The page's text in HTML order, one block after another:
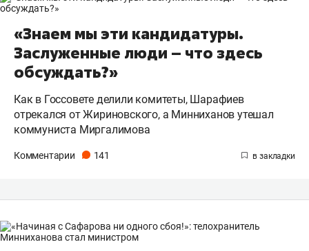
«Знаем мы эти кандидатуры.
Заслуженные люди – что здесь
обсуждать?»
Как в Госсовете делили комитеты, Шарафиев
отрекался от Жириновского, а Минниханов утешал
коммуниста Миргалимова
Комментарии 141